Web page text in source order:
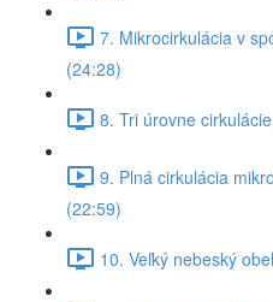
7. Mikrocirkulácia v
(24:28)
8. Tri úrovne
9. Plná cirkulácia
(22:59)
10. Veľký nebeský